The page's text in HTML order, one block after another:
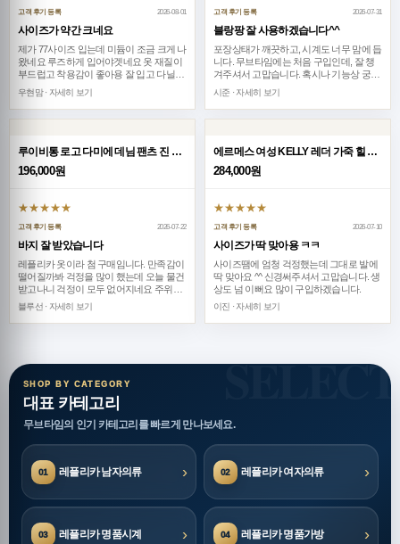
고객 후기 등록 2026-08-01
사이즈가 약간 크네요
제가 77사이즈 입는데 미듐이 조금 크게 나
왔네요 루즈하게 입어야겟네요 옷 재질이
부드럽고 착용감이 좋아용 잘 입고 다닐께
요~
우현맘 · 자세히 보기
고객 후기 등록 2026-07-31
블랑팡 잘 사용하겠습니다^^
포장상태가 깨끗하고, 시계도 너무 맘에 듭
니다. 무브타임에는 처음 구입인데, 잘 챙
겨주셔서 고맙습니다. 혹시나 기능상 궁금
한 부분 있으면 다시 찾아뵙겠습니다. 대박
나세요~
시준 · 자세히 보기
루이비통 로고 다미에 데님 팬츠 진 청바지 26SS
196,000원
★★★★★
고객 후기 등록 2026-07-22
바지 잘 받았습니다
레플리카 옷이라 첨 구매임니다. 만족감이
떨어질까봐 걱정을 많이 했는데 오늘 물건
받고나니 걱정이 모두 없어지네요 주위에
널리 홍보할께요 감사합니다~
블루선 · 자세히 보기
에르메스 여성 KELLY 레더 가죽 힐 구두 26SS
284,000원
★★★★★
고객 후기 등록 2026-07-10
사이즈가 딱 맞아용 ㅋㅋ
사이즈땜에 엄청 걱정했는데 그대로 발에
딱 맞아요 ^^ 신경써주셔서 고맙습니다. 생
상도 넘 이뻐요 많이 구입하겠습니다.
이진 · 자세히 보기
SHOP BY CATEGORY
대표 카테고리
무브타임의 인기 카테고리를 빠르게 만나보세요.
01 레플리카 남자의류 › 02 레플리카 여자의류 ›
03 레플리카 명품시계 › 04 레플리카 명품가방 ›